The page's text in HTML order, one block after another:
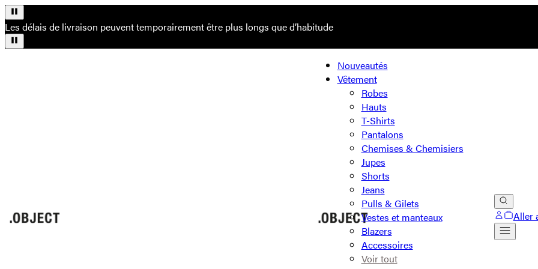
Les délais de livraison peuvent temporairement être plus longs que d’habitude
Nouveautés
Vêtement
Robes
Hauts
T-Shirts
Pantalons
Chemises & Chemisiers
Jupes
Shorts
Jeans
Pulls & Gilets
Vestes et manteaux
Blazers
Accessoires
Voir tout
Aller